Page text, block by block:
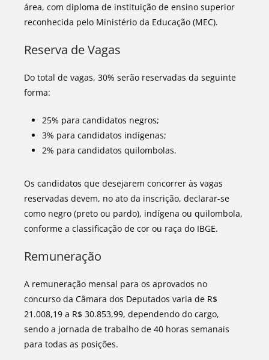
área, com diploma de instituição de ensino superior
reconhecida pelo Ministério da Educação (MEC).
Reserva de Vagas
Do total de vagas, 30% serão reservadas da seguinte
forma:
25% para candidatos negros;
3% para candidatos indígenas;
2% para candidatos quilombolas.
Os candidatos que desejarem concorrer às vagas
reservadas devem, no ato da inscrição, declarar-se
como negro (preto ou pardo), indígena ou quilombola,
conforme a classificação de cor ou raça do IBGE.
Remuneração
A remuneração mensal para os aprovados no
concurso da Câmara dos Deputados varia de R$
21.008,19 a R$ 30.853,99, dependendo do cargo,
sendo a jornada de trabalho de 40 horas semanais
para todas as posições.